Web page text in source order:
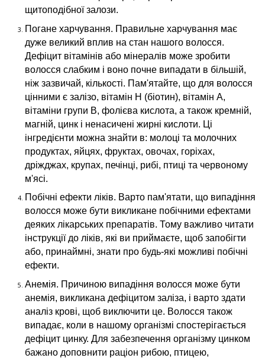
щитоподібної залози.
Погане харчування. Правильне харчування має
дуже великий вплив на стан нашого волосся.
Дефіцит вітамінів або мінералів може зробити
волосся слабким і воно почне випадати в більшій,
ніж зазвичай, кількості. Пам'ятайте, що для волосся
цінними є залізо, вітамін Н (біотин), вітамін А,
вітаміни групи В, фолієва кислота, а також кремній,
магній, цинк і ненасичені жирні кислоти. Ці
інгредієнти можна знайти в: молоці та молочних
продуктах, яйцях, фруктах, овочах, горіхах,
дріжджах, крупах, печінці, рибі, птиці та червоному
м'ясі.
Побічні ефекти ліків. Варто пам'ятати, що випадіння
волосся може бути викликане побічними ефектами
деяких лікарських препаратів. Тому важливо читати
інструкції до ліків, які ви приймаєте, щоб запобігти
або, принаймні, знати про будь-які можливі побічні
ефекти.
Анемія. Причиною випадіння волосся може бути
анемія, викликана дефіцитом заліза, і варто здати
аналіз крові, щоб виключити це. Волосся також
випадає, коли в нашому організмі спостерігається
дефіцит цинку. Для забезпечення організму цинком
бажано доповнити раціон рибою, птицею,